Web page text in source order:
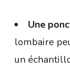
Une
lombaire
un